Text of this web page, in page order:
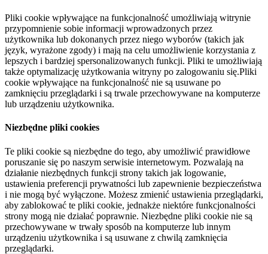
Pliki cookie wpływające na funkcjonalność umożliwiają witrynie
przypomnienie sobie informacji wprowadzonych przez
użytkownika lub dokonanych przez niego wyborów (takich jak
język, wyrażone zgody) i mają na celu umożliwienie korzystania z
lepszych i bardziej spersonalizowanych funkcji. Pliki te umożliwiają
także optymalizację użytkowania witryny po zalogowaniu się.Pliki
cookie wpływające na funkcjonalność nie są usuwane po
zamknięciu przeglądarki i są trwale przechowywane na komputerze
lub urządzeniu użytkownika.
Niezbędne pliki cookies
Te pliki cookie są niezbędne do tego, aby umożliwić prawidłowe
poruszanie się po naszym serwisie internetowym. Pozwalają na
działanie niezbędnych funkcji strony takich jak logowanie,
ustawienia preferencji prywatności lub zapewnienie bezpieczeństwa
i nie mogą być wyłączone. Możesz zmienić ustawienia przeglądarki,
aby zablokować te pliki cookie, jednakże niektóre funkcjonalności
strony mogą nie działać poprawnie. Niezbędne pliki cookie nie są
przechowywane w trwały sposób na komputerze lub innym
urządzeniu użytkownika i są usuwane z chwilą zamknięcia
przeglądarki.